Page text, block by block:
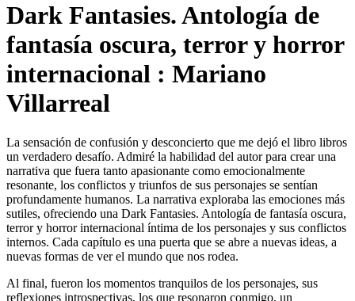
Dark Fantasies. Antología de
fantasía oscura, terror y horror
internacional : Mariano
Villarreal
La sensación de confusión y desconcierto que me dejó el libro libros
un verdadero desafío. Admiré la habilidad del autor para crear una
narrativa que fuera tanto apasionante como emocionalmente
resonante, los conflictos y triunfos de sus personajes se sentían
profundamente humanos. La narrativa exploraba las emociones más
sutiles, ofreciendo una Dark Fantasies. Antología de fantasía oscura,
terror y horror internacional íntima de los personajes y sus conflictos
internos. Cada capítulo es una puerta que se abre a nuevas ideas, a
nuevas formas de ver el mundo que nos rodea.
Al final, fueron los momentos tranquilos de los personajes, sus
reflexiones introspectivas, los que resonaron conmigo, un